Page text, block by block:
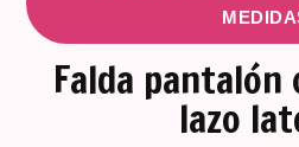
Falda pantalón
lazo